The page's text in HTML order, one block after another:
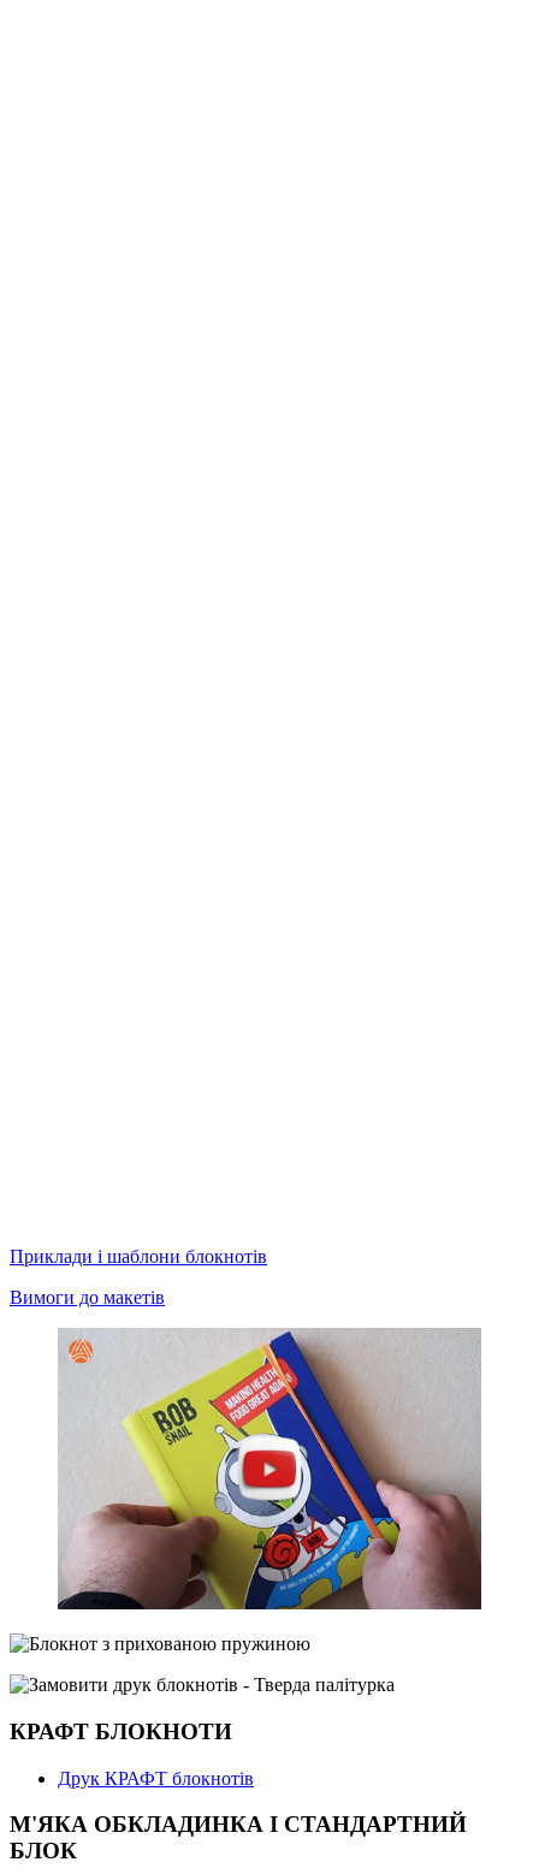
Приклади і шаблони блокнотів
Вимоги до макетів
КРАФТ БЛОКНОТИ
Друк КРАФТ блокнотів
М'ЯКА ОБКЛАДИНКА І СТАНДАРТНИЙ
БЛОК